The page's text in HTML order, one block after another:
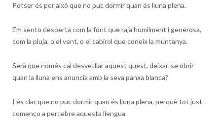
Potser és per aixó que no puc dormir quan és lluna plena.
Em sento desperta com la font que raja humilment i generosa,
com la pluja, o el vent, o el cabirol que coneix la muntanya.
Serà que només cal desvetllar aquest quest, deixar-se obrir
quan la lluna ens anuncia amb la seva panxa blanca?
I és clar que no puc dormir quan és lluna plena, perquè tot just
començo a percebre aquesta llengua.